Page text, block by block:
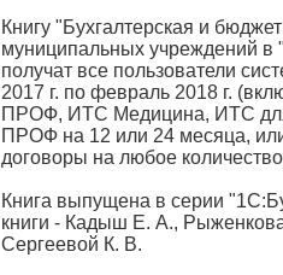
Книгу "Бухгалтерская и
муниципальных учреждений в
получат все пользователи
2017 г. по февраль 2018 г.
ПРОФ, ИТС Медицина, ИТС
ПРОФ на 12 или 24 месяца,
договоры на любое
Книга выпущена в серии
книги - Кадыш Е. А.,
Сергеевой К. В.